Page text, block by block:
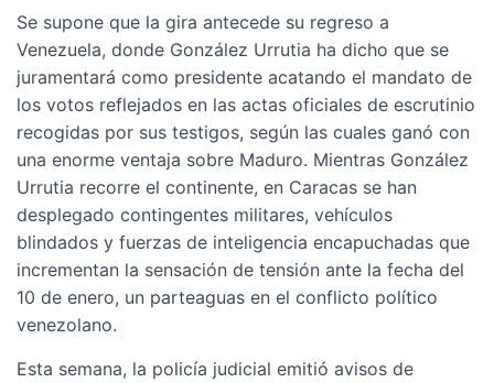
Se supone que la gira antecede su regreso a
Venezuela, donde González Urrutia ha dicho que se
juramentará como presidente acatando el mandato de
los votos reflejados en las actas oficiales de escrutinio
recogidas por sus testigos, según las cuales ganó con
una enorme ventaja sobre Maduro. Mientras González
Urrutia recorre el continente, en Caracas se han
desplegado contingentes militares, vehículos
blindados y fuerzas de inteligencia encapuchadas que
incrementan la sensación de tensión ante la fecha del
10 de enero, un parteaguas en el conflicto político
venezolano.
Esta semana, la policía judicial emitió avisos de